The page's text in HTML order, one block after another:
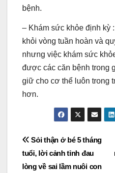
bệnh.
– Khám sức khỏe định kỳ
khỏi vòng tuần hoàn và
nhưng việc khám sức
được các căn bệnh trong
giữ cho cơ thể luôn trong
hơn.
Post
navigation
Sỏi thận ở bé 5 tháng
tuổi, lời cảnh tỉnh đau
lòng về sai lầm nuôi con